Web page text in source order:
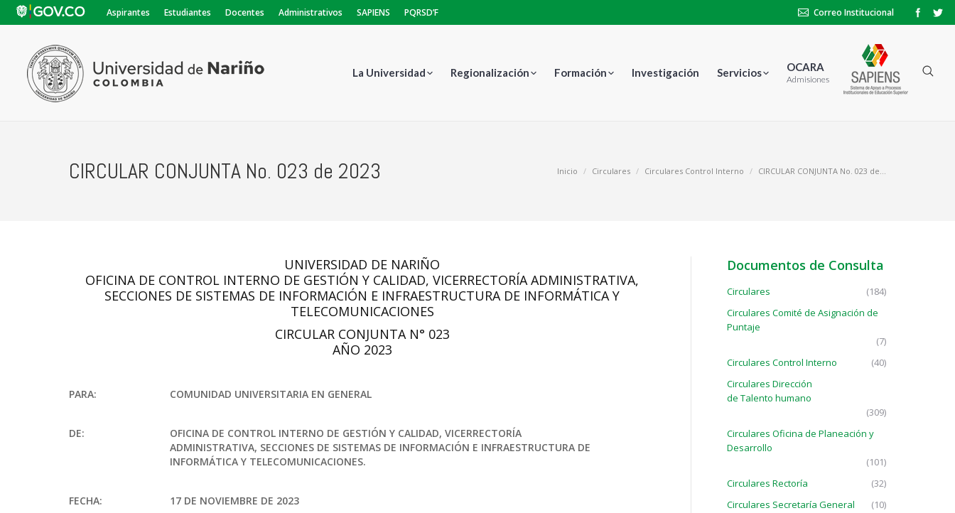
Aspirantes Estudiantes Docentes Administrativos SAPIENS PQRSD’F Correo Institucional
La Universidad Regionalización Formación Investigación Servicios OCARA
Admisiones
CIRCULAR CONJUNTA No. 023 de 2023 Inicio Circulares Circulares Control Interno CIRCULAR CONJUNTA No. 023 de…
UNIVERSIDAD DE NARIÑO
OFICINA DE CONTROL INTERNO DE GESTIÓN Y CALIDAD, VICERRECTORÍA ADMINISTRATIVA,
SECCIONES DE SISTEMAS DE INFORMACIÓN E INFRAESTRUCTURA DE INFORMÁTICA Y
TELECOMUNICACIONES
CIRCULAR CONJUNTA N° 023
AÑO 2023
PARA: COMUNIDAD UNIVERSITARIA EN GENERAL
DE:
OFICINA DE CONTROL INTERNO DE GESTIÓN Y CALIDAD, VICERRECTORÍA
ADMINISTRATIVA, SECCIONES DE SISTEMAS DE INFORMACIÓN E INFRAESTRUCTURA DE
INFORMÁTICA Y TELECOMUNICACIONES.
FECHA: 17 DE NOVIEMBRE DE 2023
Documentos de Consulta
Circulares
(184)
Circulares Comité de Asignación de
Puntaje
(7)
Circulares Control Interno
(40)
Circulares Dirección
de Talento humano
(309)
Circulares Oficina de Planeación y
Desarrollo
(101)
Circulares Rectoría
(32)
Circulares Secretaría General
(10)